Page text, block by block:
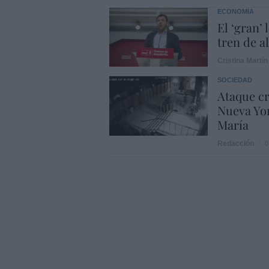
ECONOMÍA
El
tren de
SOCIEDAD
Ataque
Nueva
María